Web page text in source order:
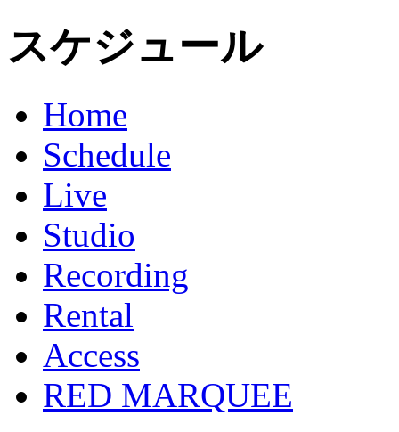
スケジュール
Home
Schedule
Live
Studio
Recording
Rental
Access
RED MARQUEE